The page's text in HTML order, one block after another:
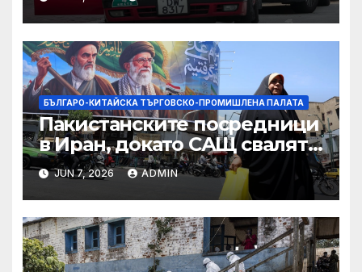
САЩ във връзка с искове за
принудителен труд:
Министерство на
търговията
БЪЛГАРО-КИТАЙСКА ТЪРГОВСКО-ПРОМИШЛЕНА ПАЛАТА
Пакистанските посредници
в Иран, докато САЩ свалят
дронове, Ливан търси мир
JUN 7, 2026 ADMIN